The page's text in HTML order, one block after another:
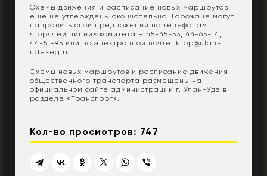
Схемы движения и расписание новых маршрутов
еще не утверждены окончательно. Горожане могут
направить свои предложения по телефонам
«горячей линии» комитета – 45-45-53, 44-65-14,
44-51-95 или по электронной почте: ktpp@ulan-
ude-eg.ru.
Схемы новых маршрутов и расписание движения
общественного транспорта размещены на
официальном сайте администрации г. Улан-Удэ в
разделе «Транспорт».
Кол-во просмотров: 747